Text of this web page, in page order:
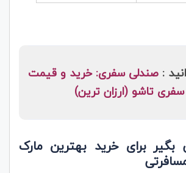
: صندلی سفری: خرید و قیمت
تاشو (ارزان ترین)
برای خرید بهترین مارک